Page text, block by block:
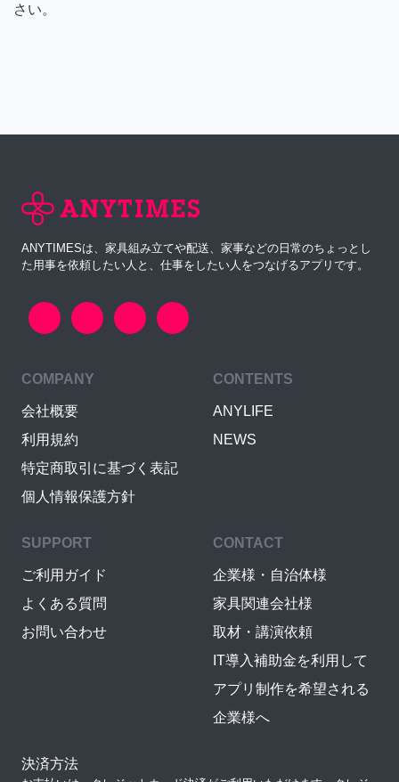
さい。
ANYTIMESは、家具組み立てや配送、家事などの日常のちょっとし
た用事を依頼したい人と、仕事をしたい人をつなげるアプリです。
COMPANY
会社概要
利用規約
特定商取引に基づく表記
個人情報保護方針
CONTENTS
ANYLIFE
NEWS
SUPPORT
ご利用ガイド
よくある質問
お問い合わせ
CONTACT
企業様・自治体様
家具関連会社様
取材・講演依頼
IT導入補助金を利用して
アプリ制作を希望される
企業様へ
決済方法